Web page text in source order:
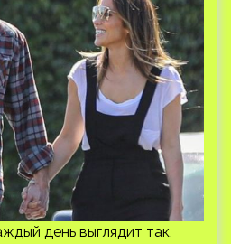
день выглядит так,